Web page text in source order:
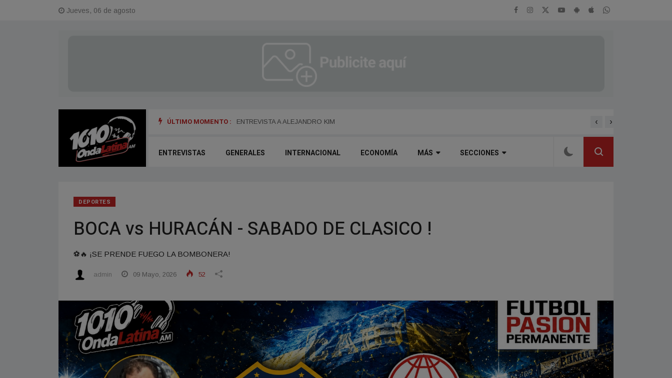
Jueves, 06 de agosto
ÚLTIMO MOMENTO :
- FUNDADOR DE LA PORTEÑA ENTREVISTA A ALEJANDRO KIM ENTREVISTA A
‹ ›
ENTREVISTAS GENERALES INTERNACIONAL ECONOMÍA MÁS SECCIONES
DEPORTES
BOCA vs HURACÁN - SABADO DE CLASICO !
⚽🔥 ¡SE PRENDE FUEGO LA BOMBONERA!
admin 09 Mayo, 2026 52